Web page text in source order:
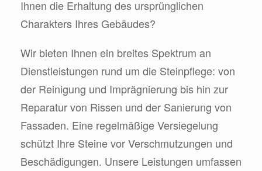
Ihnen die Erhaltung des ursprünglichen
Charakters Ihres Gebäudes?
Wir bieten Ihnen ein breites Spektrum an
Dienstleistungen rund um die Steinpflege: von
der Reinigung und Imprägnierung bis hin zur
Reparatur von Rissen und der Sanierung von
Fassaden. Eine regelmäßige Versiegelung
schützt Ihre Steine vor Verschmutzungen und
Beschädigungen. Unsere Leistungen umfassen